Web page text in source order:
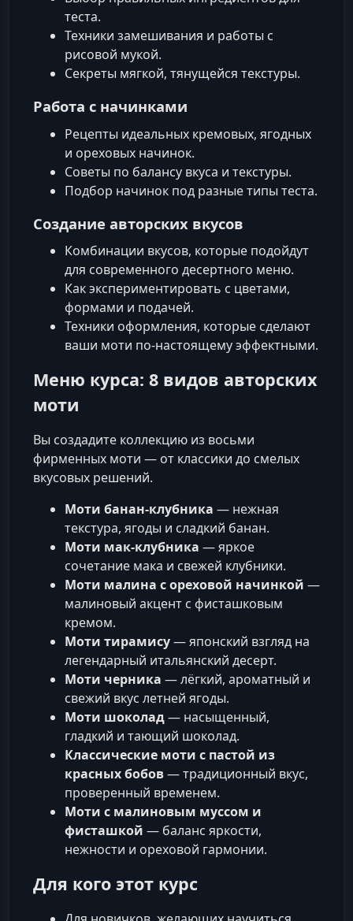
теста.
Техники замешивания и работы с
рисовой мукой.
Секреты мягкой, тянущейся текстуры.
Работа с начинками
Рецепты идеальных кремовых, ягодных
и ореховых начинок.
Советы по балансу вкуса и текстуры.
Подбор начинок под разные типы теста.
Создание авторских вкусов
Комбинации вкусов, которые подойдут
для современного десертного меню.
Как экспериментировать с цветами,
формами и подачей.
Техники оформления, которые сделают
ваши моти по-настоящему эффектными.
Меню курса: 8 видов авторских
моти
Вы создадите коллекцию из восьми
фирменных моти — от классики до смелых
вкусовых решений.
Моти банан-клубника — нежная
текстура, ягоды и сладкий банан.
Моти мак-клубника — яркое
сочетание мака и свежей клубники.
Моти малина с ореховой начинкой —
малиновый акцент с фисташковым
кремом.
Моти тирамису— японский взгляд на
легендарный итальянский десерт.
Моти черника — лёгкий, ароматный и
свежий вкус летней ягоды.
Моти шоколад— насыщенный,
гладкий и тающий шоколад.
Классические моти с пастой из
красных бобов— традиционный вкус,
проверенный временем.
Моти с малиновым муссом и
фисташкой — баланс яркости,
нежности и ореховой гармонии.
Для кого этот курс